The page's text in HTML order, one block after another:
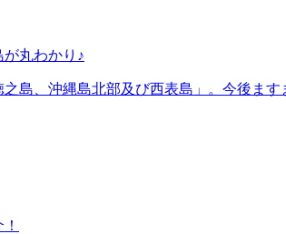
丸わかり♪
島、沖縄島北部及び西表島」。今後ま